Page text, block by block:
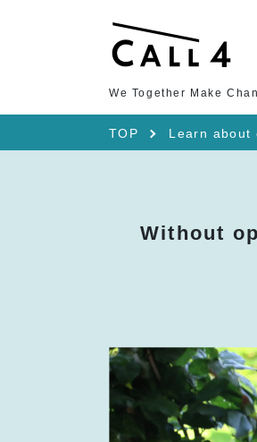
We Together Make
TOP Learn about
Without